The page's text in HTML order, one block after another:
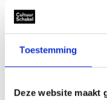
Toestemming
Deze website maakt
Wij hebben de
je op een rijtje gezet:
Samen naar
2019)